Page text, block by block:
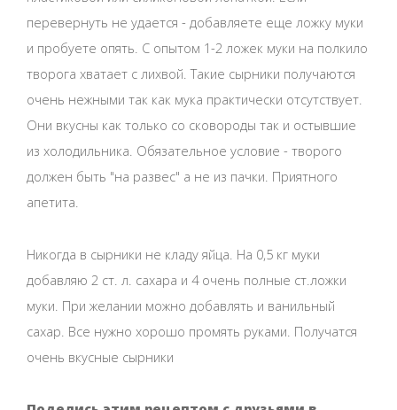
перевернуть не удается - добавляете еще ложку муки
и пробуете опять. С опытом 1-2 ложек муки на полкило
творога хватает с лихвой. Такие сырники получаются
очень нежными так как мука практически отсутствует.
Они вкусны как только со сковороды так и остывшие
из холодильника. Обязательное условие - творого
должен быть "на развес" а не из пачки. Приятного
апетита.
Никогда в сырники не кладу яйца. На 0,5 кг муки
добавляю 2 ст. л. сахара и 4 очень полные ст.ложки
муки. При желании можно добавлять и ванильный
сахар. Все нужно хорошо промять руками. Получатся
очень вкусные сырники